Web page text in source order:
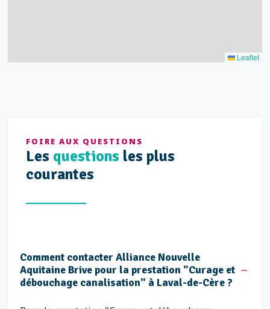
Leaflet
FOIRE AUX QUESTIONS
Les questions les plus
courantes
Comment contacter Alliance Nouvelle
Aquitaine Brive pour la prestation "Curage et
débouchage canalisation" à Laval-de-Cère ?